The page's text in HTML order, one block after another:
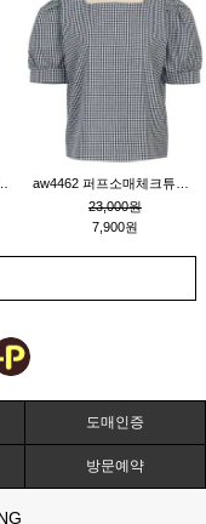
23,000원
7,900원
도매인증
방문예약